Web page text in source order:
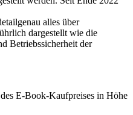
alles über
dargestellt wie die
Betriebssicherheit der
E-Book-Kaufpreises in Höhe